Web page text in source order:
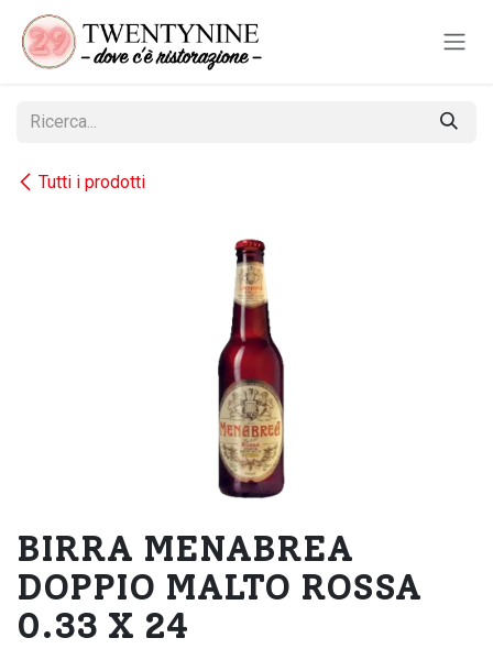
Passa al contenuto
Tutti i prodotti
BIRRA MENABREA
DOPPIO MALTO ROSSA
0.33 X 24